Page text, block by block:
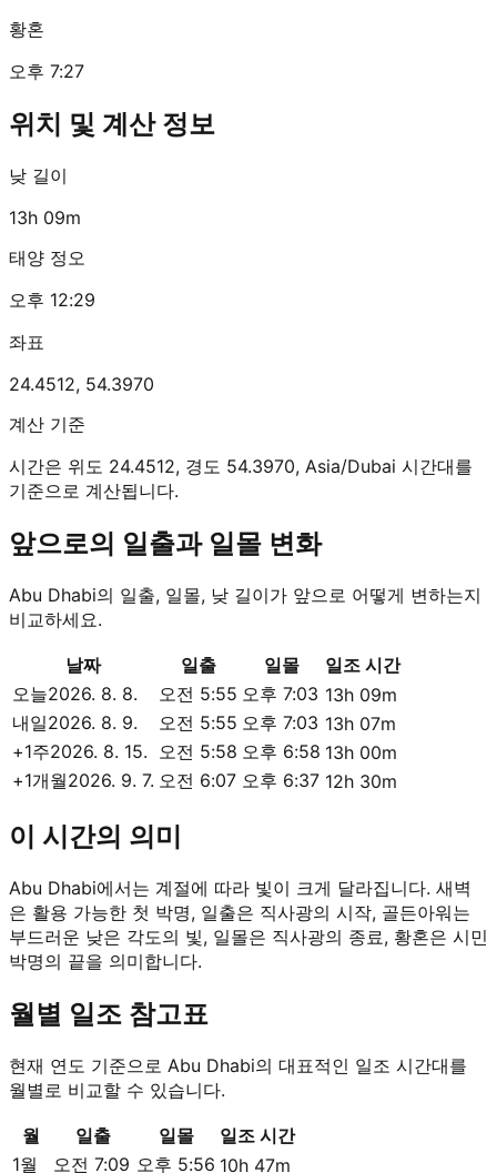
황혼
오후 7:27
위치 및 계산 정보
낮 길이
13h 09m
태양 정오
오후 12:29
좌표
24.4512, 54.3970
계산 기준
시간은 위도 24.4512, 경도 54.3970, Asia/Dubai 시간대를
기준으로 계산됩니다.
앞으로의 일출과 일몰 변화
Abu Dhabi의 일출, 일몰, 낮 길이가 앞으로 어떻게 변하는지
비교하세요.
날짜 일출 일몰
일조 시간
오늘2026. 8. 8. 오전 5:55 오후 7:03 13h 09m
내일2026. 8. 9. 오전 5:55 오후 7:03 13h 07m
+1주2026. 8. 15. 오전 5:58 오후 6:58 13h 00m
+1개월2026. 9. 7. 오전 6:07 오후 6:37 12h 30m
이 시간의 의미
Abu Dhabi에서는 계절에 따라 빛이 크게 달라집니다. 새벽
은 활용 가능한 첫 박명, 일출은 직사광의 시작, 골든아워는
부드러운 낮은 각도의 빛, 일몰은 직사광의 종료, 황혼은 시민
박명의 끝을 의미합니다.
월별 일조 참고표
현재 연도 기준으로 Abu Dhabi의 대표적인 일조 시간대를
월별로 비교할 수 있습니다.
월 일출 일몰
일조 시간
1월
오전 7:09 오후 5:56 10h 47m